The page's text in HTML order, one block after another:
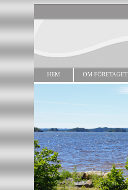
HEM OM FÖRETAGET